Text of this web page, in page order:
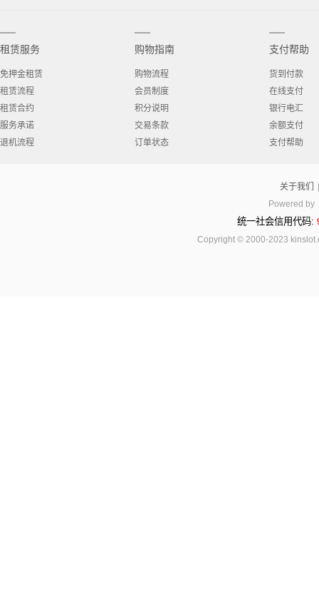
租赁服务
免押金租赁
租赁流程
租赁合约
服务承诺
退机流程
购物指南
购物流程
会员制度
积分说明
交易条款
订单状态
支付帮助
货到付款
在线支付
银行电汇
余额支付
支付帮助
关于我们
Powered by
统一社会信用代码:
Copyright © 2000-2023